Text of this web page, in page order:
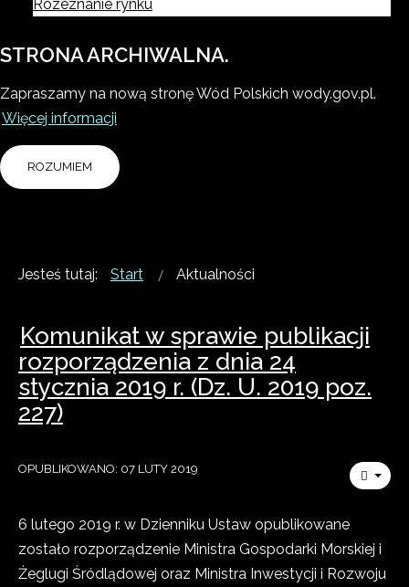
Rozeznanie rynku
STRONA ARCHIWALNA.
Zapraszamy na nową stronę Wód Polskich wody.gov.pl.
Więcej informacji
ROZUMIEM
Jesteś tutaj: Start Aktualności
Komunikat w sprawie publikacji
rozporządzenia z dnia 24
stycznia 2019 r. (Dz. U. 2019 poz.
227)
OPUBLIKOWANO: 07 LUTY 2019
6 lutego 2019 r. w Dzienniku Ustaw opublikowane
zostało rozporządzenie Ministra Gospodarki Morskiej i
Żeglugi Śródlądowej oraz Ministra Inwestycji i Rozwoju